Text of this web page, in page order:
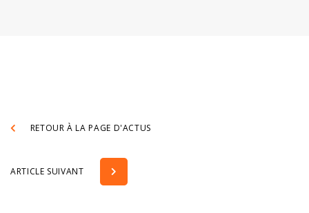
RETOUR À LA PAGE D'ACTUS
ARTICLE SUIVANT